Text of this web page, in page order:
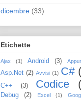
dicembre (33)
Etichette
Ajax (1) Android (3)
Asp.Net (2) Avvisi (1) C#
C++ (3) Codice
Debug (2) Excel (1)